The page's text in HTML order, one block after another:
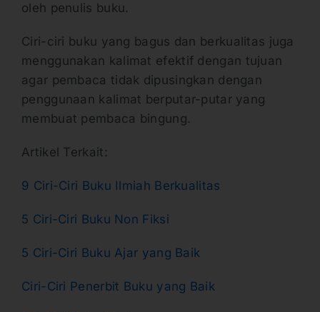
oleh penulis buku.
Ciri-ciri buku yang bagus dan berkualitas juga
menggunakan kalimat efektif dengan tujuan
agar pembaca tidak dipusingkan dengan
penggunaan kalimat berputar-putar yang
membuat pembaca bingung.
Artikel Terkait:
9 Ciri-Ciri Buku Ilmiah Berkualitas
5 Ciri-Ciri Buku Non Fiksi
5 Ciri-Ciri Buku Ajar yang Baik
Ciri-Ciri Penerbit Buku yang Baik